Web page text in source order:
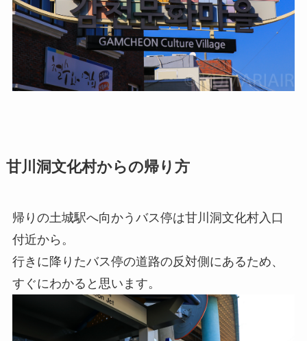
甘川洞文化村からの帰り方
帰りの土城駅へ向かうバス停は甘川洞文化村入口
付近から。
行きに降りたバス停の道路の反対側にあるため、
すぐにわかると思います。